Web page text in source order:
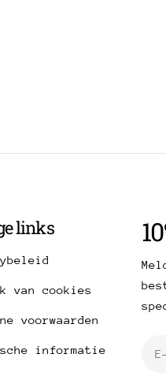
links
van cookies
voorwaarden
informatie